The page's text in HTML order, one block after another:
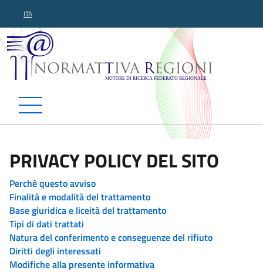
ITA
Normattiva Regioni -
PRIVACY POLICY DEL SITO
Perchè questo avviso
Finalità e modalità del trattamento
Base giuridica e liceità del trattamento
Tipi di dati trattati
Natura del conferimento e conseguenze del rifiuto
Diritti degli interessati
Modifiche alla presente informativa